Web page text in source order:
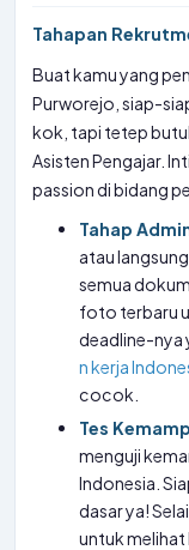
Tahapan
Buat kamu yang
Purworejo, siap-
kok, tapi tetep
Asisten Pengajar.
passion di bidang
Tahap
atau
semua
foto terbaru
deadline-nya
n kerja
cocok.
Tes
menguji
Indonesia.
dasar ya!
untuk melihat